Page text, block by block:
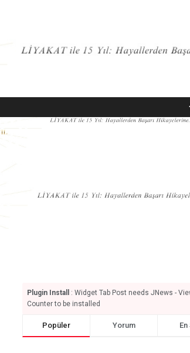
Plugin Install
: Widget Tab Post needs JNews -
Counter to be installed
Popüler Yorum En